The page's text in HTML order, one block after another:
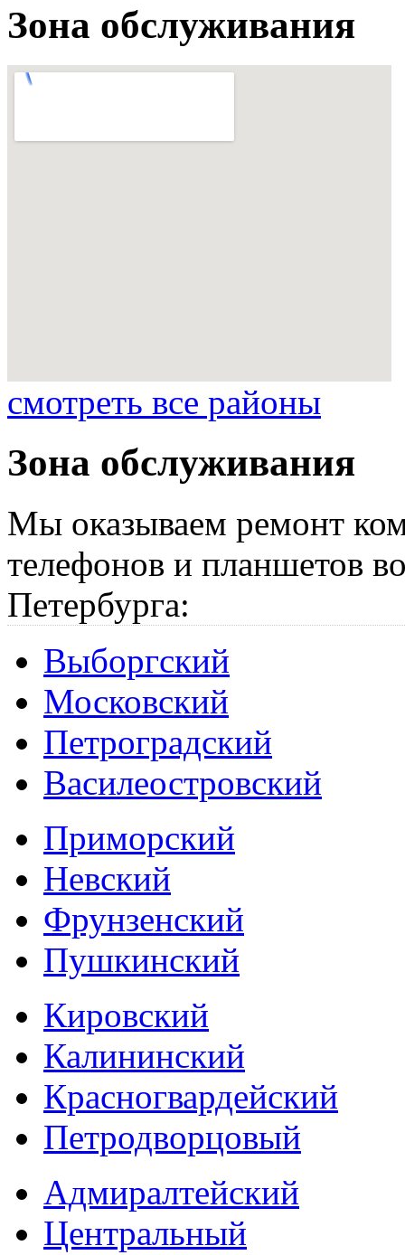
Зона обслуживания
смотреть все районы
Зона обслуживания
Мы оказываем ремонт
телефонов и планшетов
Петербурга:
Выборгский
Московский
Петроградский
Василеостровский
Приморский
Невский
Фрунзенский
Пушкинский
Кировский
Калининский
Красногвардейский
Петродворцовый
Адмиралтейский
Центральный